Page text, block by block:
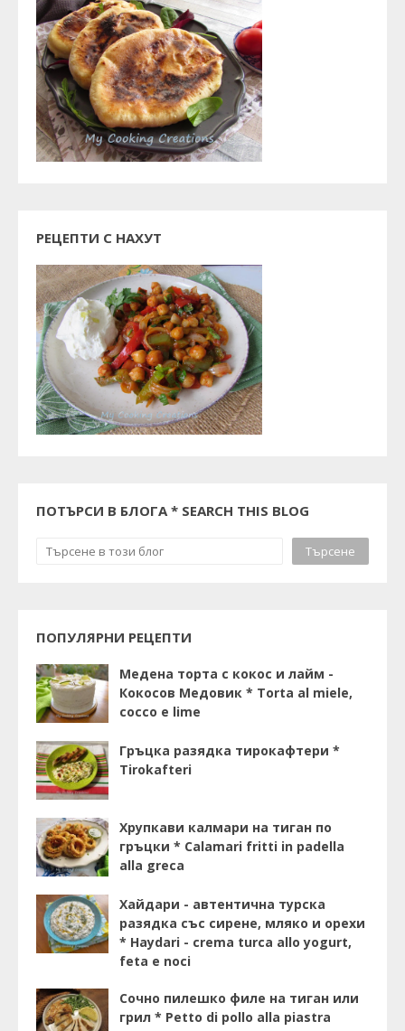
РЕЦЕПТИ С НАХУТ
ПОТЪРСИ В БЛОГА * SEARCH THIS BLOG
ПОПУЛЯРНИ РЕЦЕПТИ
Медена торта с кокос и лайм -
Кокосов Медовик * Torta al miele,
cocco e lime
Гръцка разядка тирокафтери *
Tirokafteri
Хрупкави калмари на тиган по
гръцки * Calamari fritti in padella
alla greca
Хайдари - автентична турска
разядка със сирене, мляко и орехи
* Haydari - crema turca allo yogurt,
feta e noci
Сочно пилешко филе на тиган или
грил * Petto di pollo alla piastra